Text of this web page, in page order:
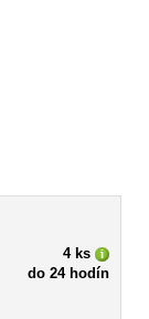
4 ks
do 24 hodín